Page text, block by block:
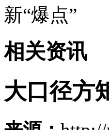
新“爆点”
相关资讯
大口径方